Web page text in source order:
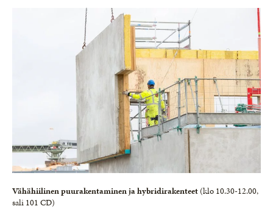
Vähähiilinen puurakentaminen ja hybridirakenteet (klo 10.30-12.00,
sali 101 CD)